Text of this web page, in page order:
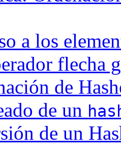
a los
flecha
de
de un
de un